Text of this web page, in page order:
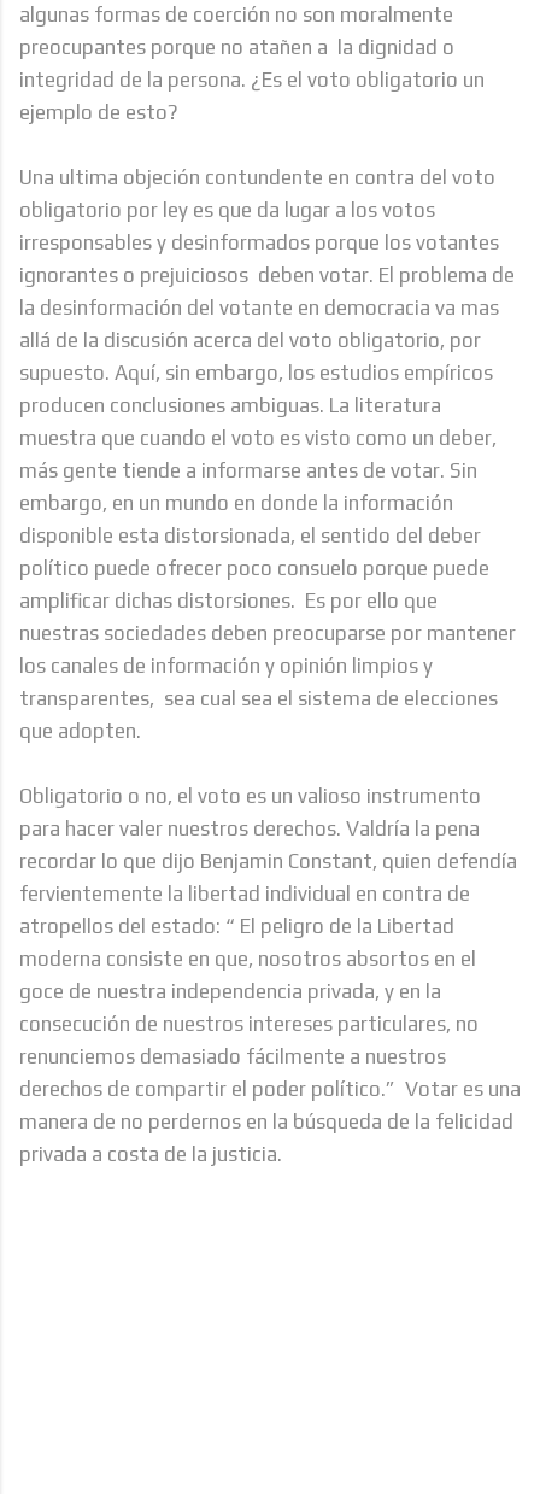
algunas formas de coerción no son moralmente
preocupantes porque no atañen a la dignidad o
integridad de la persona. ¿Es el voto obligatorio un
ejemplo de esto?
Una ultima objeción contundente en contra del voto
obligatorio por ley es que da lugar a los votos
irresponsables y desinformados porque los votantes
ignorantes o prejuiciosos deben votar. El problema de
la desinformación del votante en democracia va mas
allá de la discusión acerca del voto obligatorio, por
supuesto. Aquí, sin embargo, los estudios empíricos
producen conclusiones ambiguas. La literatura
muestra que cuando el voto es visto como un deber,
más gente tiende a informarse antes de votar. Sin
embargo, en un mundo en donde la información
disponible esta distorsionada, el sentido del deber
político puede ofrecer poco consuelo porque puede
amplificar dichas distorsiones. Es por ello que
nuestras sociedades deben preocuparse por mantener
los canales de información y opinión limpios y
transparentes, sea cual sea el sistema de elecciones
que adopten.
Obligatorio o no, el voto es un valioso instrumento
para hacer valer nuestros derechos. Valdría la pena
recordar lo que dijo Benjamin Constant, quien defendía
fervientemente la libertad individual en contra de
atropellos del estado: “ El peligro de la Libertad
moderna consiste en que, nosotros absortos en el
goce de nuestra independencia privada, y en la
consecución de nuestros intereses particulares, no
renunciemos demasiado fácilmente a nuestros
derechos de compartir el poder político.” Votar es una
manera de no perdernos en la búsqueda de la felicidad
privada a costa de la justicia.